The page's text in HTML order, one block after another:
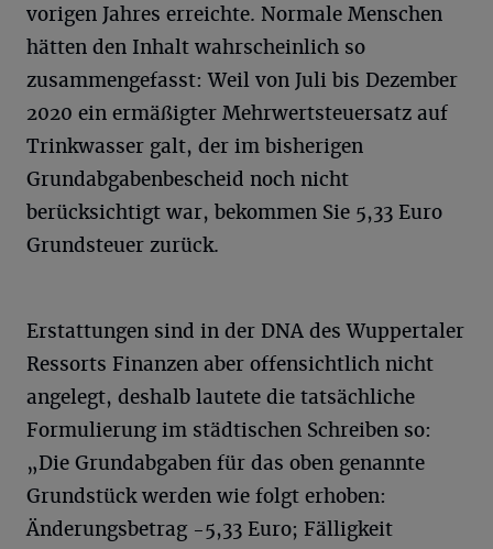
vorigen Jahres erreichte. Normale Menschen
hätten den Inhalt wahrscheinlich so
zusammengefasst: Weil von Juli bis Dezember
2020 ein ermäßigter Mehrwertsteuersatz auf
Trinkwasser galt, der im bisherigen
Grundabgabenbescheid noch nicht
berücksichtigt war, bekommen Sie 5,33 Euro
Grundsteuer zurück.
Erstattungen sind in der DNA des Wuppertaler
Ressorts Finanzen aber offensichtlich nicht
angelegt, deshalb lautete die tatsächliche
Formulierung im städtischen Schreiben so:
„Die Grundabgaben für das oben genannte
Grundstück werden wie folgt erhoben:
Änderungsbetrag -5,33 Euro; Fälligkeit